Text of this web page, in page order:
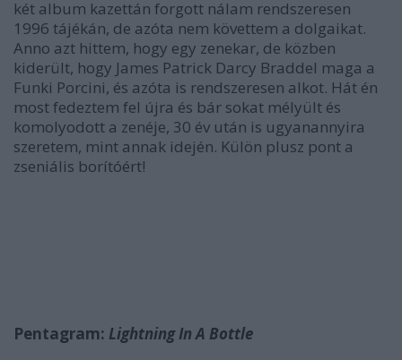
két album kazettán forgott nálam rendszeresen
1996 tájékán, de azóta nem követtem a dolgaikat.
Anno azt hittem, hogy egy zenekar, de közben
kiderült, hogy James Patrick Darcy Braddel maga a
Funki Porcini, és azóta is rendszeresen alkot. Hát én
most fedeztem fel újra és bár sokat mélyült és
komolyodott a zenéje, 30 év után is ugyanannyira
szeretem, mint annak idején. Külön plusz pont a
zseniális borítóért!
Pentagram: Lightning In A Bottle